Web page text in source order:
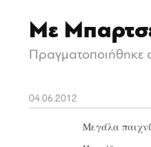
Με
Πραγματοποιήθηκε
04.06.2012
Μεγάλα